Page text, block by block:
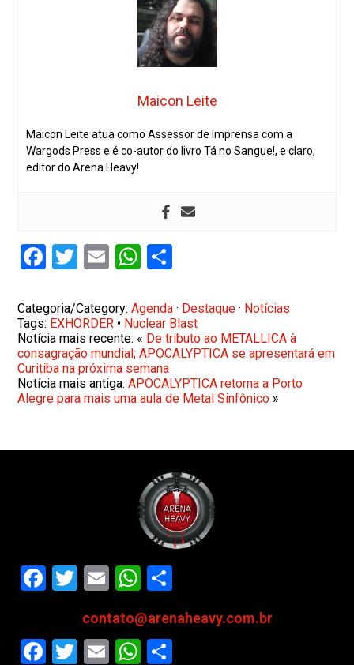
Maicon Leite
Maicon Leite atua como Assessor de Imprensa com a
Wargods Press e é co-autor do livro Tá no Sangue!, e claro,
editor do Arena Heavy!
Facebook
Twitter
EmailWhatsApp
Categoria/Category:Agenda · Destaque · Notícias
Tags: EXHORDER • Nuclear Blast
Notícia mais recente: « De tributo ao METALLICA à
consagração mundial; APOCALYPTICA se apresentará em
Curitiba na próxima semana
Notícia mais antiga:APOCALYPTICA retorna a Porto
Alegre para mais uma aula de Metal Sinfônico »
Facebook
Twitter
EmailWhatsApp
contato@arenaheavy.com.br
Facebook
Twitter
EmailWhatsApp